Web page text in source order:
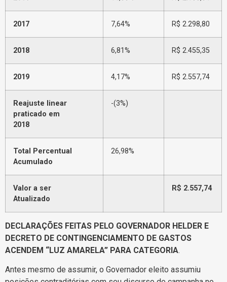
2017 7,64% R$ 2.298,80
2018 6,81% R$ 2.455,35
2019 4,17% R$ 2.557,74
Reajuste linear
praticado em
2018
-(3%)
Total Percentual
Acumulado
26,98%
Valor a ser
Atualizado
R$ 2.557,74
DECLARAÇÕES FEITAS PELO GOVERNADOR HELDER E
DECRETO DE CONTINGENCIAMENTO DE GASTOS
ACENDEM “LUZ AMARELA” PARA CATEGORIA.
Antes mesmo de assumir, o Governador eleito assumiu